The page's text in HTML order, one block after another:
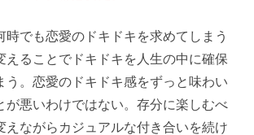
時でも恋愛のドキドキを求めてしまう
えることでドキドキを人生の中に確保
う。恋愛のドキドキ感をずっと味わい
が悪いわけではない。存分に楽しむべ
えながらカジュアルな付き合いを続け